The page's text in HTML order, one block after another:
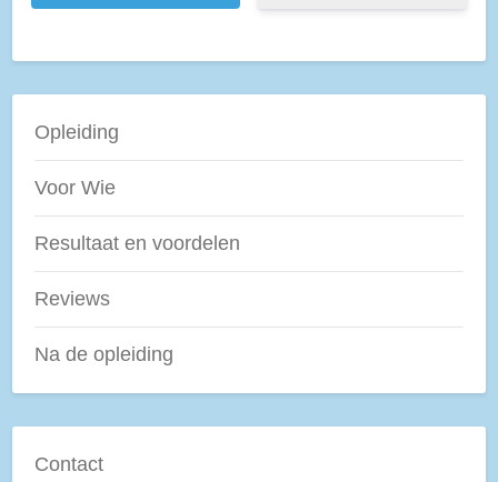
Opleiding
Voor Wie
Resultaat en voordelen
Reviews
Na de opleiding
Contact